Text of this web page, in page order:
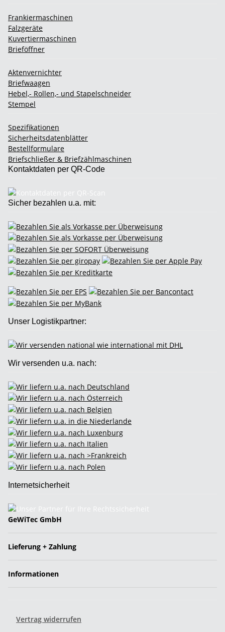
Frankiermaschinen
Falzgeräte
Kuvertiermaschinen
Brieföffner
Aktenvernichter
Briefwaagen
Hebel,- Rollen,- und Stapelschneider
Stempel
Spezifikationen
Sicherheitsdatenblätter
Bestellformulare
Briefschließer & Briefzählmaschinen
Kontaktdaten per QR-Code
Sicher bezahlen u.a. mit:
Unser Logistikpartner:
Wir versenden u.a. nach:
Internetsicherheit
GeWiTec GmbH
Lieferung + Zahlung
Informationen
Vertrag widerrufen